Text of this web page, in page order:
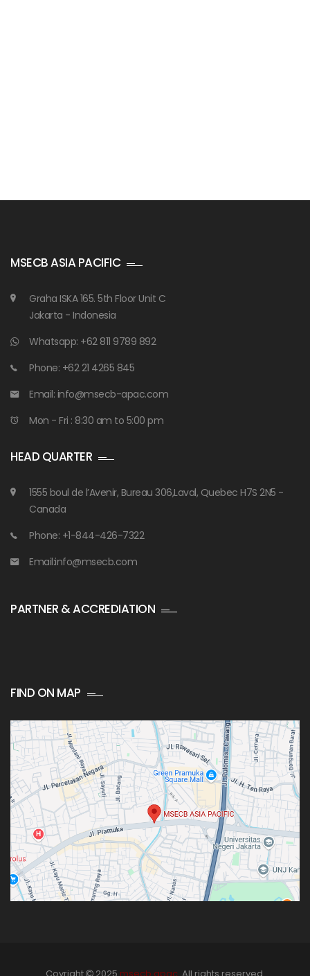
MSECB ASIA PACIFIC
Graha ISKA 165. 5th Floor Unit C
Jakarta - Indonesia
Whatsapp: +62 811 9789 892
Phone: +62 21 4265 845
Email: info@msecb-apac.com
Mon - Fri : 8:30 am to 5:00 pm
HEAD QUARTER
1555 boul de l’Avenir, Bureau 306,Laval, Quebec H7S 2N5 -
Canada
Phone: +1-844-426-7322
Email:info@msecb.com
PARTNER & ACCREDIATION
FIND ON MAP